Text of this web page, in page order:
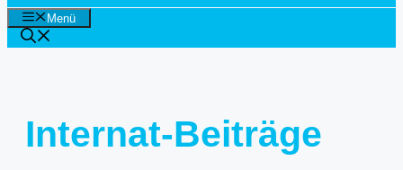
Menü
Internat-Beiträge